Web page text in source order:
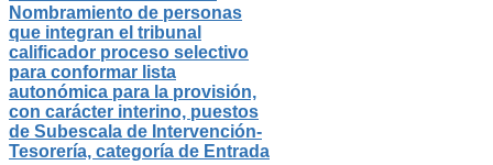
Nombramiento de personas
que integran el tribunal
calificador proceso selectivo
para conformar lista
autonómica para la provisión,
con carácter interino, puestos
de Subescala de Intervención-
Tesorería, categoría de Entrada